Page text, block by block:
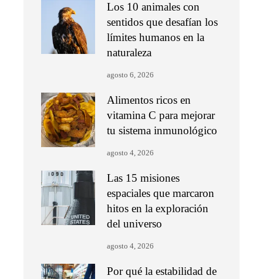
Los 10 animales con
sentidos que desafían los
límites humanos en la
naturaleza
agosto 6, 2026
Alimentos ricos en
vitamina C para mejorar
tu sistema inmunológico
agosto 4, 2026
Las 15 misiones
espaciales que marcaron
hitos en la exploración
del universo
agosto 4, 2026
Por qué la estabilidad de